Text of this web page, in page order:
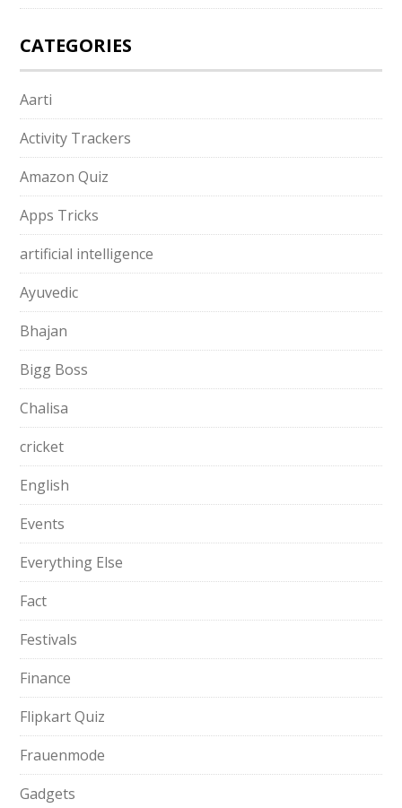
CATEGORIES
Aarti
Activity Trackers
Amazon Quiz
Apps Tricks
artificial intelligence
Ayuvedic
Bhajan
Bigg Boss
Chalisa
cricket
English
Events
Everything Else
Fact
Festivals
Finance
Flipkart Quiz
Frauenmode
Gadgets